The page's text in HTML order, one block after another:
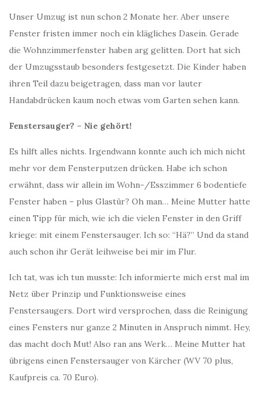
Unser Umzug ist nun schon 2 Monate her. Aber unsere
Fenster fristen immer noch ein klägliches Dasein. Gerade
die Wohnzimmerfenster haben arg gelitten. Dort hat sich
der Umzugsstaub besonders festgesetzt. Die Kinder haben
ihren Teil dazu beigetragen, dass man vor lauter
Handabdrücken kaum noch etwas vom Garten sehen kann.
Fenstersauger? – Nie gehört!
Es hilft alles nichts. Irgendwann konnte auch ich mich nicht
mehr vor dem Fensterputzen drücken. Habe ich schon
erwähnt, dass wir allein im Wohn-/Esszimmer 6 bodentiefe
Fenster haben – plus Glastür? Oh man… Meine Mutter hatte
einen Tipp für mich, wie ich die vielen Fenster in den Griff
kriege: mit einem Fenstersauger. Ich so: “Hä?” Und da stand
auch schon ihr Gerät leihweise bei mir im Flur.
Ich tat, was ich tun musste: Ich informierte mich erst mal im
Netz über Prinzip und Funktionsweise eines
Fenstersaugers. Dort wird versprochen, dass die Reinigung
eines Fensters nur ganze 2 Minuten in Anspruch nimmt. Hey,
das macht doch Mut! Also ran ans Werk… Meine Mutter hat
übrigens einen Fenstersauger von Kärcher (WV 70 plus,
Kaufpreis ca. 70 Euro).